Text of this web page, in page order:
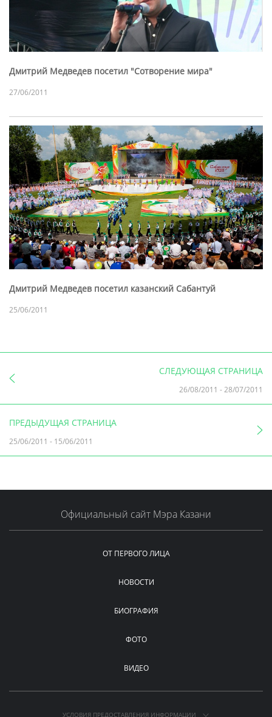
Дмитрий Медведев посетил "Сотворение мира"
27/06/2011
Дмитрий Медведев посетил казанский Сабантуй
25/06/2011
СЛЕДУЮЩАЯ СТРАНИЦА
26/08/2011 -28/07/2011
ПРЕДЫДУЩАЯ СТРАНИЦА
25/06/2011 - 15/06/2011
Официальный сайт Мэра Казани
ОТ ПЕРВОГО ЛИЦА
НОВОСТИ
БИОГРАФИЯ
ФОТО
ВИДЕО
УСЛОВИЯ ПРЕДОСТАВЛЕНИЯ ИНФОРМАЦИИ